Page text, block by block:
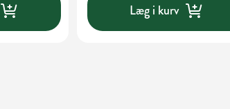
Læg i kurv